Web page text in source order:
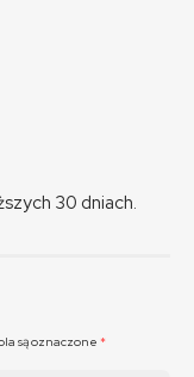
30 dniach.
są oznaczone *